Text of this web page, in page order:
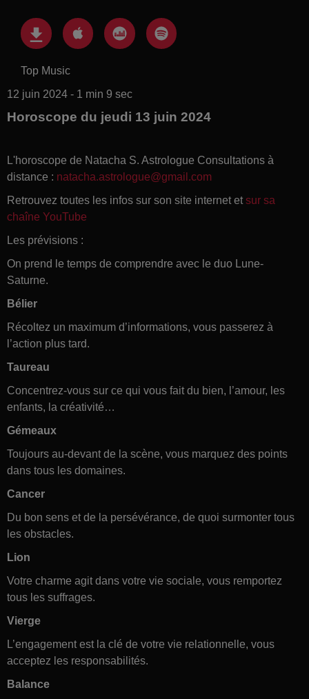
Top Music
12 juin 2024 - 1 min 9 sec
Horoscope du jeudi 13 juin 2024
L'horoscope de Natacha S. Astrologue Consultations à
distance : natacha.astrologue@gmail.com
Retrouvez toutes les infos sur son site internet et sur sa
chaîne YouTube
Les prévisions :
On prend le temps de comprendre avec le duo Lune-
Saturne.
Bélier
Récoltez un maximum d’informations, vous passerez à
l’action plus tard.
Taureau
Concentrez-vous sur ce qui vous fait du bien, l’amour, les
enfants, la créativité…
Gémeaux
Toujours au-devant de la scène, vous marquez des points
dans tous les domaines.
Cancer
Du bon sens et de la persévérance, de quoi surmonter tous
les obstacles.
Lion
Votre charme agit dans votre vie sociale, vous remportez
tous les suffrages.
Vierge
L’engagement est la clé de votre vie relationnelle, vous
acceptez les responsabilités.
Balance